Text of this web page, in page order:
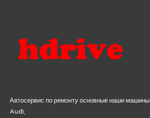
Автосервис по ремонту основные наши машины
Audi;